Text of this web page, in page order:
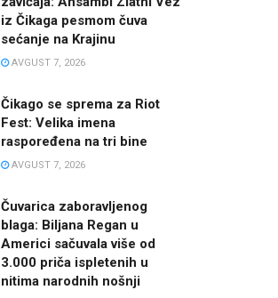
iz Čikaga pesmom čuva
sećanje na Krajinu
AVGUST 7, 2026
Čikago se sprema za Riot
Fest: Velika imena
raspoređena na tri bine
AVGUST 7, 2026
Čuvarica zaboravljenog
blaga: Biljana Regan u
Americi sačuvala više od
3.000 priča ispletenih u
nitima narodnih nošnji